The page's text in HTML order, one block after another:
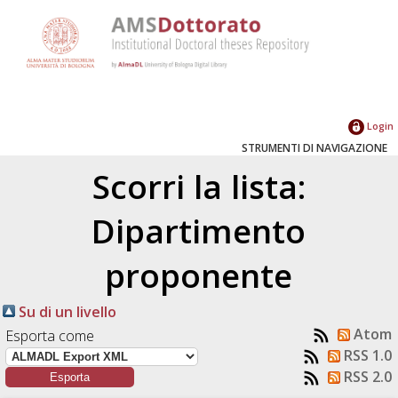
Login
STRUMENTI DI NAVIGAZIONE
Scorri la lista:
Dipartimento
proponente
Su di un livello
Esporta come
Atom
RSS 1.0
RSS 2.0